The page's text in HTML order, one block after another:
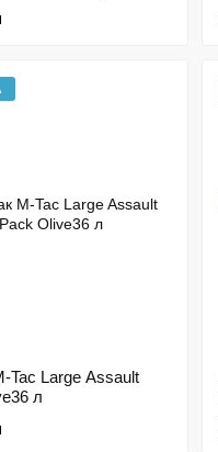
Tac Large Assault
л